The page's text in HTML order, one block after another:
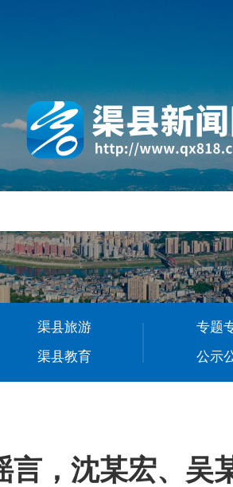
渠县旅游 专题
渠县教育 公示
言，沈某宏、吴